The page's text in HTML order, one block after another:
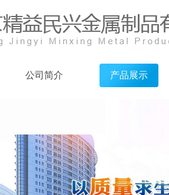
公司简介 产品展示